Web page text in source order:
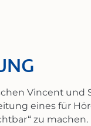
Vincent und
eines für
zu